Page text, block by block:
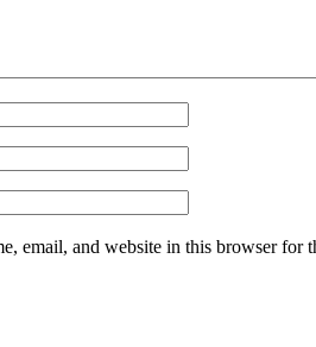
email, and website in this browser for